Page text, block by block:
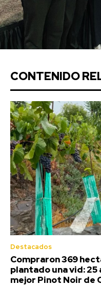
CONTENIDO
Destacados
Compraron 369
plantado una vid:
mejor Pinot Noir de